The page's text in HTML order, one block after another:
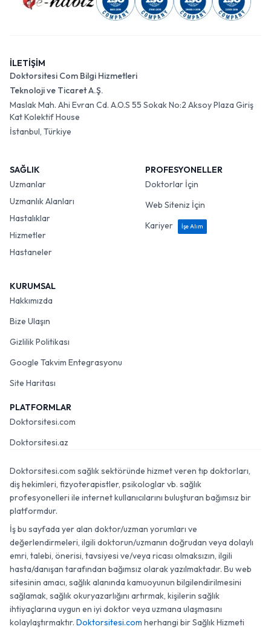
İLETİŞİM
Doktorsitesi Com Bilgi Hizmetleri
Teknoloji ve Ticaret A.Ş.
Maslak Mah. Ahi Evran Cd. A.O.S 55 Sokak No:2 Aksoy Plaza Giriş
Kat Kolektif House
İstanbul, Türkiye
SAĞLIK
Uzmanlar
Uzmanlık Alanları
Hastalıklar
Hizmetler
Hastaneler
PROFESYONELLER
Doktorlar İçin
Web Siteniz İçin
Kariyer
İşe Alım
KURUMSAL
Hakkımızda
Bize Ulaşın
Gizlilik Politikası
Google Takvim Entegrasyonu
Site Haritası
PLATFORMLAR
Doktorsitesi.com
Doktorsitesi.az
Doktorsitesi.com sağlık sektöründe hizmet veren tıp doktorları,
diş hekimleri, fizyoterapistler, psikologlar vb. sağlık
profesyonelleri ile internet kullanıcılarını buluşturan bağımsız bir
platformdur.
İş bu sayfada yer alan doktor/uzman yorumları ve
değerlendirmeleri, ilgili doktorun/uzmanın doğrudan veya dolaylı
emri, talebi, önerisi, tavsiyesi ve/veya ricası olmaksızın, ilgili
hasta/danışan tarafından bağımsız olarak yazılmaktadır. Bu web
sitesinin amacı, sağlık alanında kamuoyunun bilgilendirilmesini
sağlamak, sağlık okuryazarlığını artırmak, kişilerin sağlık
ihtiyaçlarına uygun en iyi doktor veya uzmana ulaşmasını
kolaylaştırmaktır. Doktorsitesi.com herhangi bir Sağlık Hizmeti